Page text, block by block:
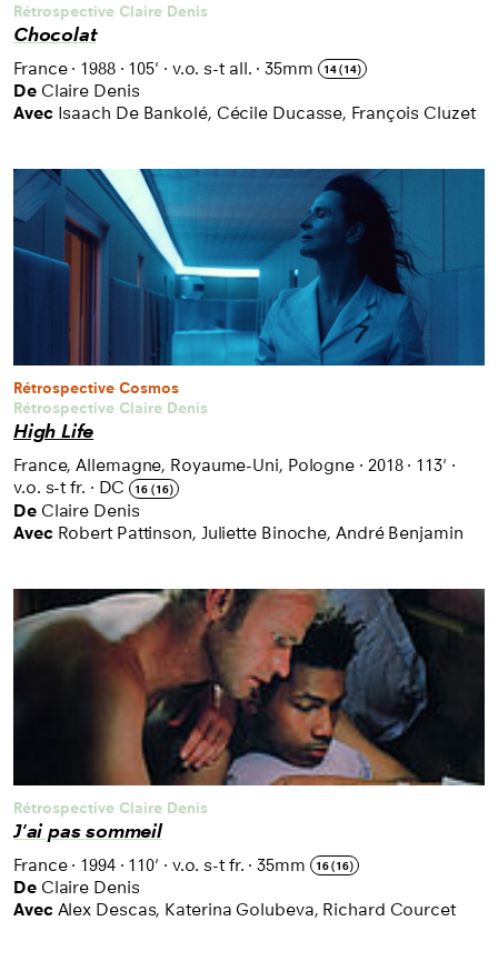
Rétrospective Claire Denis
Chocolat
France· 1988· 105' · v.o. s-t all. ·35mm 14 (14)
De Claire Denis
Avec Isaach De Bankolé, Cécile Ducasse, François Cluzet
Rétrospective Cosmos
Rétrospective Claire Denis
High Life
France, Allemagne, Royaume-Uni, Pologne · 2018· 113' ·
v.o. s-t fr. · DC 16 (16)
De Claire Denis
Avec Robert Pattinson, Juliette Binoche, André Benjamin
Rétrospective Claire Denis
J'ai pas sommeil
France· 1994· 110' · v.o. s-t fr. ·35mm 16 (16)
De Claire Denis
Avec Alex Descas, Katerina Golubeva, Richard Courcet